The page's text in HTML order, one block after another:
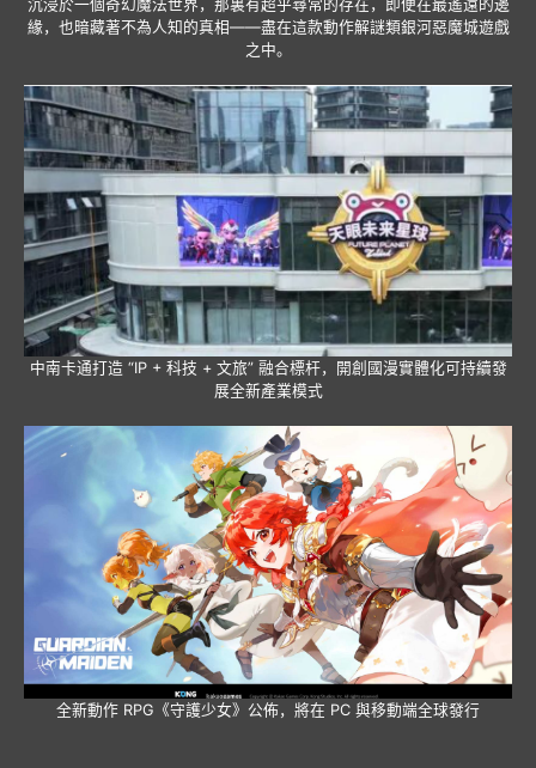
沉浸於一個奇幻魔法世界，那裏有超乎尋常的存在，即便在最遙遠的邊
緣，也暗藏著不為人知的真相——盡在這款動作解謎類銀河惡魔城遊戲
之中。
中南卡通打造 “IP + 科技 + 文旅” 融合標杆，開創國漫實體化可持續發
展全新產業模式
全新動作 RPG《守護少女》公佈，將在 PC 與移動端全球發行